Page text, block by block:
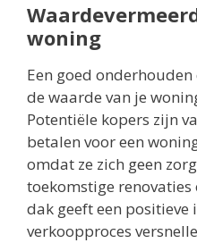
woning
Een goed
de waarde van je
Potentiële kopers zijn
betalen voor een
omdat ze zich geen
toekomstige
dak geeft een positieve
verkoopproces